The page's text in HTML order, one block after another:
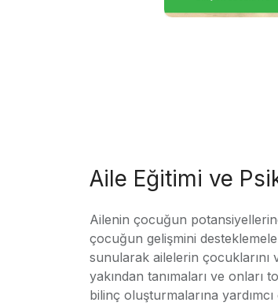
Aile Eğitimi ve
Ailenin çocuğun
çocuğun gelişmini
sunularak ailelerin çocuklarını
yakından tanımaları ve onları
bilinç oluşturmalarına